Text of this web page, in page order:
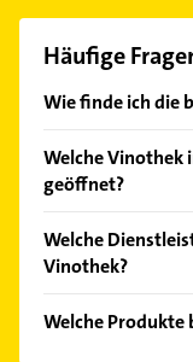
Häufige
Wie finde ich die
Empfehlungen.
Welche Vinothek
geöffnet?
Bitte beachten
Feiertagen
Welche
Vinothek?
Firmenkunden-
Welche Produkte